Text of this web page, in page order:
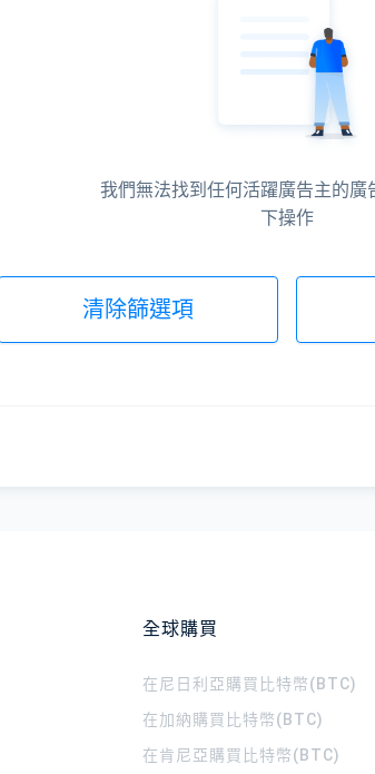
我們無法找到任何活躍廣告主的廣
下操作
清除篩選項
全球購買
在尼日利亞購買比特幣(BTC)
在加納購買比特幣(BTC)
在肯尼亞購買比特幣(BTC)